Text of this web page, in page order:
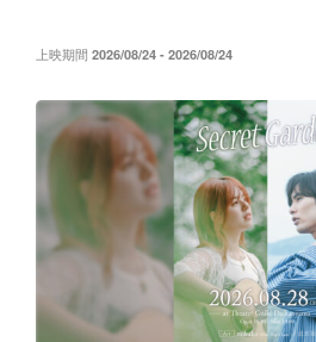
上映期間 2026/08/24 - 2026/08/24